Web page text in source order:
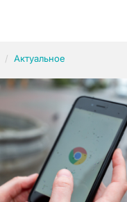
Актуальное